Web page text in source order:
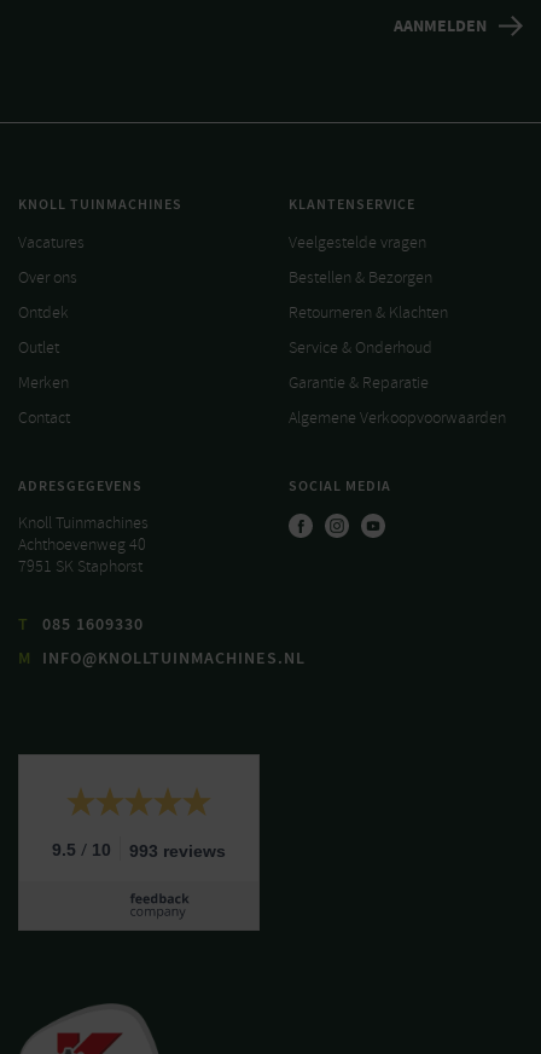
KNOLL TUINMACHINES
Vacatures
Over ons
Ontdek
Outlet
Merken
Contact
KLANTENSERVICE
Veelgestelde vragen
Bestellen & Bezorgen
Retourneren & Klachten
Service & Onderhoud
Garantie & Reparatie
Algemene Verkoopvoorwaarden
ADRESGEGEVENS
Knoll Tuinmachines
Achthoevenweg 40
7951 SK Staphorst
T
085 1609330
M
INFO@KNOLLTUINMACHINES.NL
SOCIAL MEDIA
9.5 / 10 993 reviews